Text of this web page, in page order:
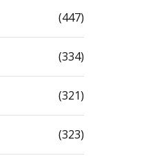
(447)
(334)
(321)
(323)